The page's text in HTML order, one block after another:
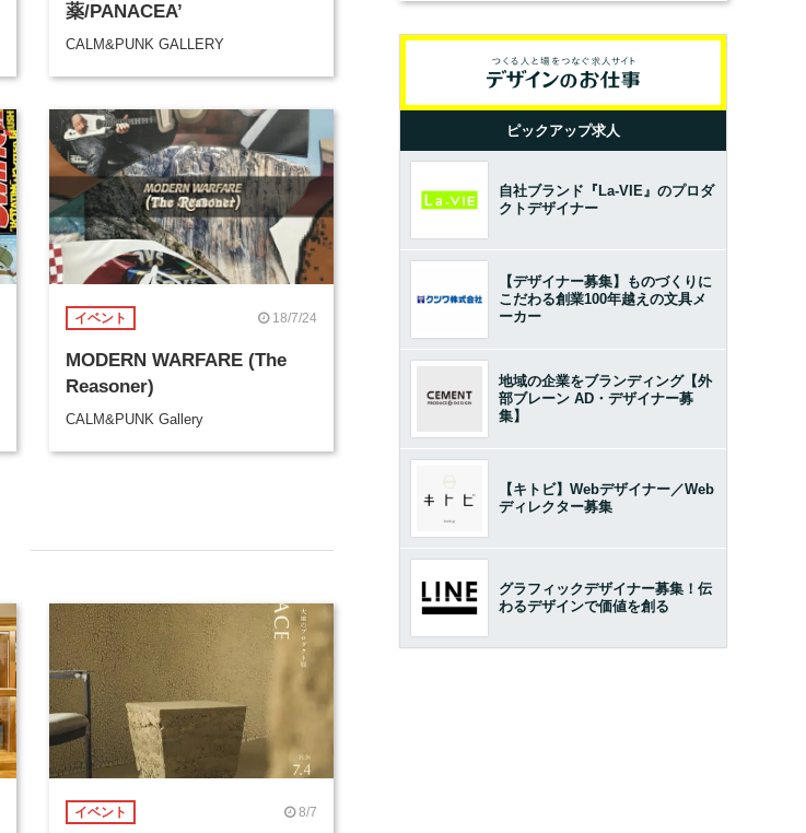
薬/PANACEA’
CALM&PUNK GALLERY
イベント 18/7/24
MODERN WARFARE (The
Reasoner)
CALM&PUNK Gallery
イベント 8/7
ピックアップ求人
自社ブランド『La-VIE』のプロダ
クトデザイナー
【デザイナー募集】ものづくりに
こだわる創業100年越えの文具メ
ーカー
地域の企業をブランディング【外
部ブレーン AD・デザイナー募
集】
【キトビ】Webデザイナー／Web
ディレクター募集
グラフィックデザイナー募集！伝
わるデザインで価値を創る